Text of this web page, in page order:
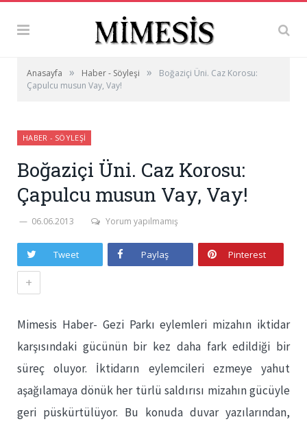
Anasayfa » Haber - Söyleşi »
Boğaziçi Üni. Caz Korosu:
Çapulcu musun Vay, Vay!
HABER - SÖYLEŞI
Boğaziçi Üni. Caz Korosu:
Çapulcu musun Vay, Vay!
06.06.2013 Yorum yapılmamış
Tweet Paylaş Pinterest
+
Mimesis Haber- Gezi Parkı eylemleri mizahın iktidar
karşısındaki gücünün bir kez daha fark edildiği bir
süreç oluyor. İktidarın eylemcileri ezmeye yahut
aşağılamaya dönük her türlü saldırısı mizahın gücüyle
geri püskürtülüyor. Bu konuda duvar yazılarından,